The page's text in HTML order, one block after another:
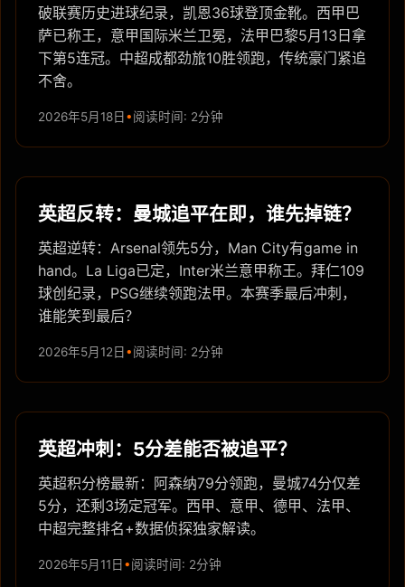
破联赛历史进球纪录，凯恩36球登顶金靴。西甲巴
萨已称王，意甲国际米兰卫冕，法甲巴黎5月13日拿
下第5连冠。中超成都劲旅10胜领跑，传统豪门紧追
不舍。
2026年5月18日 阅读时间: 2分钟
英超反转：曼城追平在即，谁先掉链？
英超逆转：Arsenal领先5分，Man City有game in
hand。La Liga已定，Inter米兰意甲称王。拜仁109
球创纪录，PSG继续领跑法甲。本赛季最后冲刺，
谁能笑到最后？
2026年5月12日 阅读时间: 2分钟
英超冲刺：5分差能否被追平？
英超积分榜最新：阿森纳79分领跑，曼城74分仅差
5分，还剩3场定冠军。西甲、意甲、德甲、法甲、
中超完整排名+数据侦探独家解读。
2026年5月11日 阅读时间: 2分钟